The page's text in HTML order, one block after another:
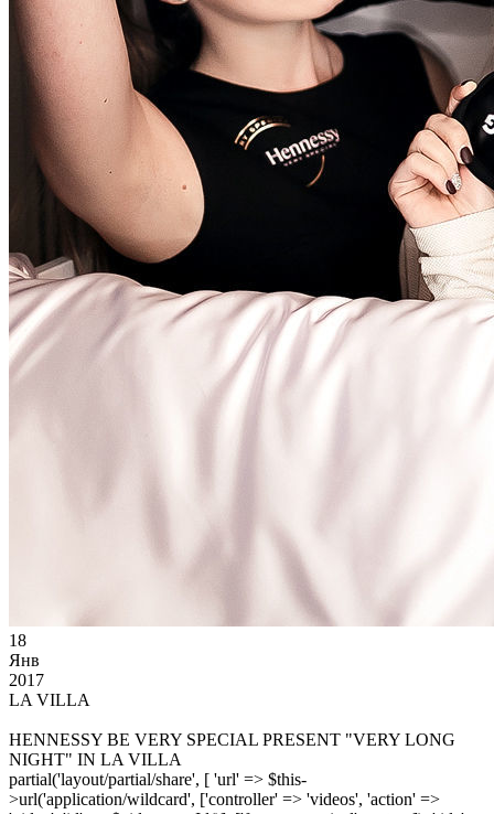
18
Янв
2017
LA VILLA
HENNESSY BE VERY SPECIAL PRESENT "VERY LONG
NIGHT" IN LA VILLA
partial('layout/partial/share', [ 'url' => $this-
>url('application/wildcard', ['controller' => 'videos', 'action' =>